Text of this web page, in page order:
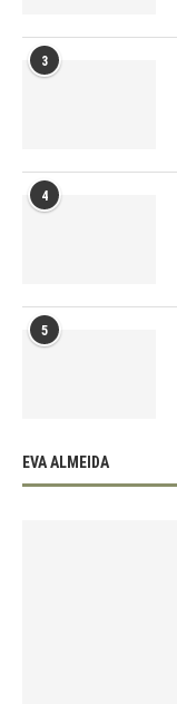
3
4
5
EVA ALMEIDA